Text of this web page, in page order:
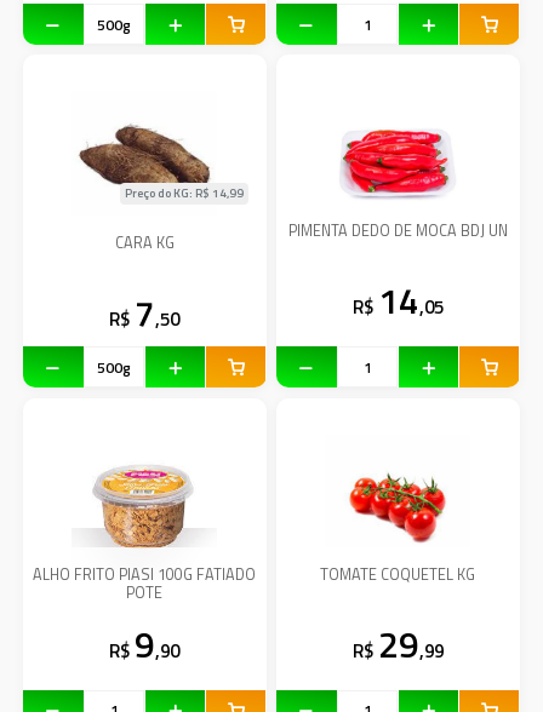
CARA KG
Preço do KG: R$ 14,99
R$ 7,50
PIMENTA DEDO DE MOCA BDJ UN
R$ 14,05
ALHO FRITO PIASI 100G FATIADO
POTE
R$ 9,90
TOMATE COQUETEL KG
R$ 29,99